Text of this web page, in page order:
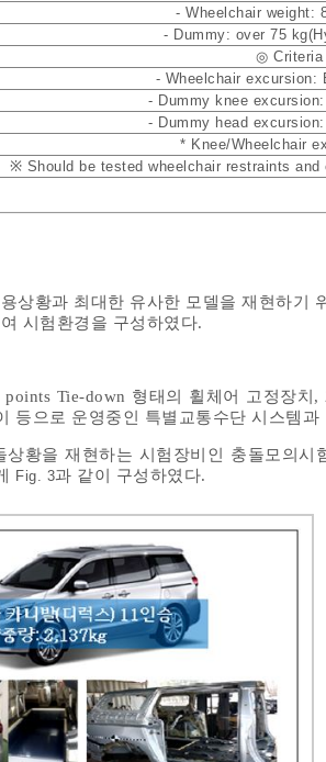
- Wheelchair weight:
- Dummy: over 75
◎ Criteria
- Wheelchair excursion:
- Dummy knee
- Dummy head
* Knee/Wheelchair
※ Should be tested wheelchair restraints
상황과 최대한 유사한 모델을 재현하기
시험환경을 구성하였다.
points Tie-down 형태의 휠체어 고정장
등으로 운영중인 특별교통수단 시스템
상황을 재현하는 시험장비인 충돌모의
Fig. 3과 같이 구성하였다.